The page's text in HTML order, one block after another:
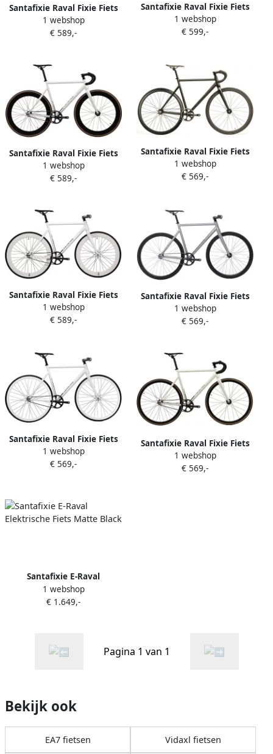
Santafixie Raval Fixie Fiets
Raw 30mm
1 webshop
€ 589,-
Santafixie Raval Fixie Fiets
Raw 60mm
1 webshop
€ 599,-
Santafixie Raval Fixie Fiets
White 2.0
1 webshop
€ 589,-
Santafixie Raval Fixie Fiets
Matte Black 30mm
1 webshop
€ 569,-
Santafixie Raval Fixie Fiets
All White 60mm
1 webshop
€ 589,-
Santafixie Raval Fixie Fiets
Matte Grey 30mm
1 webshop
€ 569,-
Santafixie Raval Fixie Fiets
All White 30mm
1 webshop
€ 569,-
Santafixie Raval Fixie Fiets
White 2.0 30mm
1 webshop
€ 569,-
Santafixie E-Raval
Elektrische Fiets Matte
Black
1 webshop
€ 1.649,-
Pagina 1 van 1
Bekijk ook
EA7 fietsen Vidaxl fietsen